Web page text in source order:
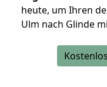
heute, um Ihren
Ulm nach Glinde